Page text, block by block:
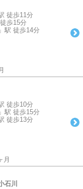
徒歩11分
歩15分
駅 徒歩14分
徒歩10分
駅 徒歩15分
徒歩13分
月
石川